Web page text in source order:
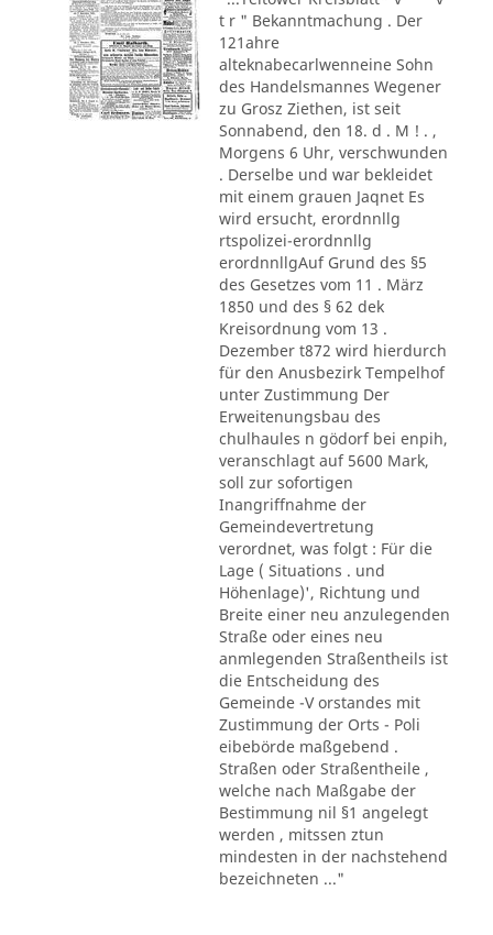
t r " Bekanntmachung . Der
121ahre
alteknabecarlwenneine Sohn
des Handelsmannes Wegener
zu Grosz Ziethen, ist seit
Sonnabend, den 18. d . M ! . ,
Morgens 6 Uhr, verschwunden
. Derselbe und war bekleidet
mit einem grauen Jaqnet Es
wird ersucht, erordnnllg
rtspolizei-erordnnllg
erordnnllgAuf Grund des §5
des Gesetzes vom 11 . März
1850 und des § 62 dek
Kreisordnung vom 13 .
Dezember t872 wird hierdurch
für den Anusbezirk Tempelhof
unter Zustimmung Der
Erweitenungsbau des
chulhaules n gödorf bei enpih,
veranschlagt auf 5600 Mark,
soll zur sofortigen
Inangriffnahme der
Gemeindevertretung
verordnet, was folgt : Für die
Lage ( Situations . und
Höhenlage)', Richtung und
Breite einer neu anzulegenden
Straße oder eines neu
anmlegenden Straßentheils ist
die Entscheidung des
Gemeinde -V orstandes mit
Zustimmung der Orts - Poli
eibebörde maßgebend .
Straßen oder Straßentheile ,
welche nach Maßgabe der
Bestimmung nil §1 angelegt
werden , mitssen ztun
mindesten in der nachstehend
bezeichneten ..."